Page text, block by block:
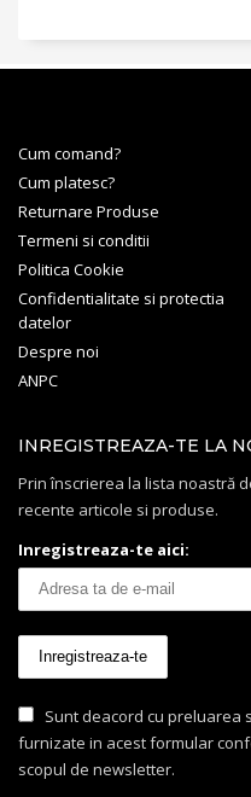
Cum comand?
Cum platesc?
Returnare Produse
Termeni si conditii
Politica Cookie
Confidentialitate si protectia
datelor
Despre noi
ANPC
INREGISTREAZA-TE LA
Prin înscrierea la lista noastră
recente articole si produse.
Inregistreaza-te aici:
Sunt deacord cu preluarea
furnizate in acest formular
scopul de newsletter.